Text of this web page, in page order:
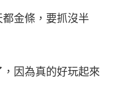
金條，要抓沒半
因為真的好玩起來